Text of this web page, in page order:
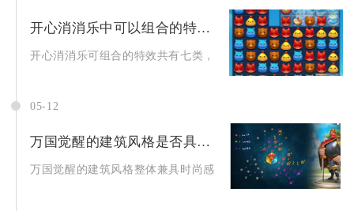
开心消消乐中可以组合的特效有哪些
开心消消乐可组合的特效共有七类，分别是横竖直线特效互组
05-12
万国觉醒的建筑风格是否具有时尚和现代感
万国觉醒的建筑风格整体兼具时尚感与现代感，它以古典文明